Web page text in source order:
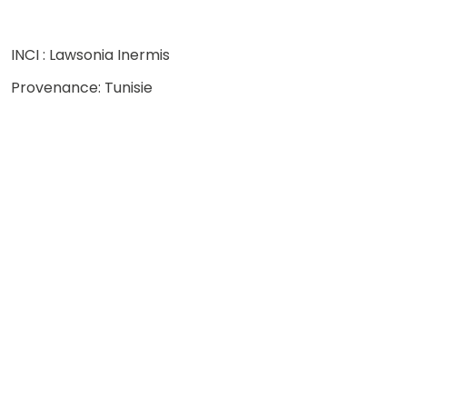
INCI : Lawsonia Inermis
Provenance: Tunisie